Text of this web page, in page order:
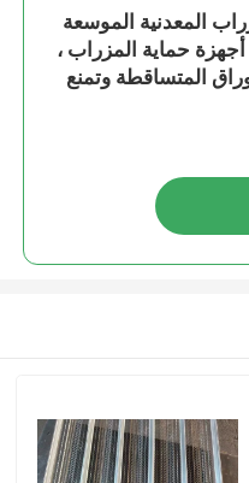
المعدنية الموسعة
حماية المزراب ،
المتساقطة وتمنع